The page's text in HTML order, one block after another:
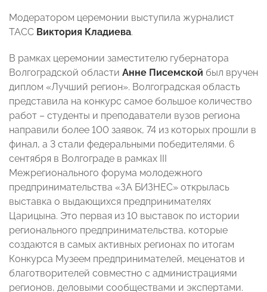
Модератором церемонии выступила журналист
ТАСС Виктория Кладиева.
В рамках церемонии заместителю губернатора
Волгоградской области Анне Писемской был вручен
диплом «Лучший регион». Волгоградская область
представила на конкурс самое большое количество
работ – студенты и преподаватели вузов региона
направили более 100 заявок, 74 из которых прошли в
финал, а 3 стали федеральными победителями. 6
сентября в Волгограде в рамках III
Межрегионального форума молодежного
предпринимательства «ЗА БИЗНЕС» открылась
выставка о выдающихся предпринимателях
Царицына. Это первая из 10 выставок по истории
регионального предпринимательства, которые
создаются в самых активных регионах по итогам
Конкурса Музеем предпринимателей, меценатов и
благотворителей совместно с администрациями
регионов, деловыми сообществами и экспертами.